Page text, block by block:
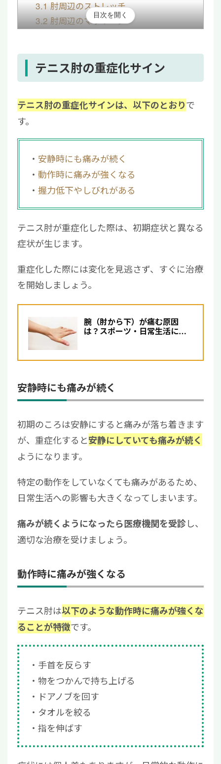
3.1肘周辺のストレッチ
3.2肘周辺のマッサージ
3.5 正しいフォームに改善
4テニス肘は重症化しても治る？主な治療法
4.2手術療法
5テニス肘の重症化サインを見逃さずに適切な
治療を受けよう
目次を開く
テニス肘の重症化サイン
テニス肘の重症化サインは、以下のとおりで
す。
安静時にも痛みが続く
動作時に痛みが強くなる
握力低下やしびれがある
テニス肘が重症化した際は、初期症状と異なる
症状が生じます。
重症化した際には変化を見逃さず、すぐに治療
を開始しましょう。
腕（肘から下）が痛む原因
は？スポーツ・日常生活にお
安静時にも痛みが続く
初期のころは安静にすると痛みが落ち着きます
が、重症化すると安静にしていても痛みが続く
ようになります。
特定の動作をしていなくても痛みがあるため、
日常生活への影響も大きくなってしまいます。
痛みが続くようになったら医療機関を受診し、
適切な治療を受けましょう。
動作時に痛みが強くなる
テニス肘は以下のような動作時に痛みが強くな
ることが特徴です。
手首を反らす
物をつかんで持ち上げる
ドアノブを回す
タオルを絞る
指を伸ばす